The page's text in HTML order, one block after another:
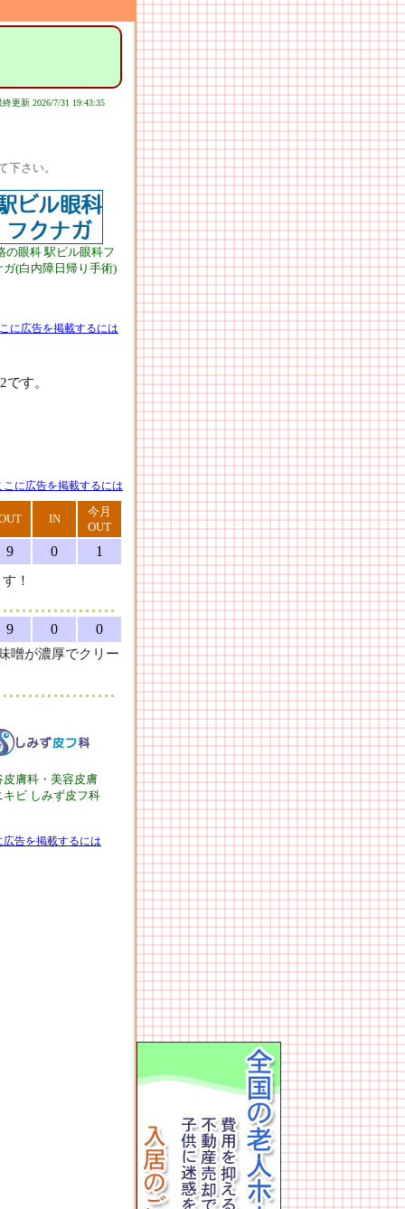
終更新 2026/7/31 19:43:35
下さい。
の眼科 駅ビル眼科フ
ガ(白内障日帰り手術)
に広告を掲載するには
す。
こに広告を掲載するには
IN
今月
OUT
9 0 1
！
9 0 0
噌が濃厚でクリー
皮膚科・美容皮膚
キビ しみず皮フ科
広告を掲載するには